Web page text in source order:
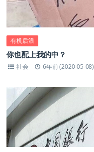
有机后浪
你也配上我的中？
社会 6年前 (2020-05-08)